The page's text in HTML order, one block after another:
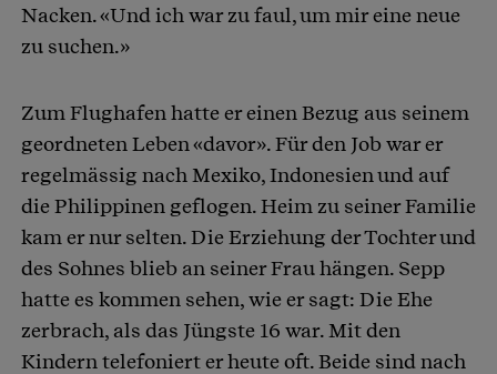
Nacken. «Und ich war zu faul, um mir eine neue
zu suchen.»
Zum Flughafen hatte er einen Bezug aus seinem
geordneten Leben «davor». Für den Job war er
regelmässig nach Mexiko, Indonesien und auf
die Philippinen geflogen. Heim zu seiner Familie
kam er nur selten. Die Erziehung der Tochter und
des Sohnes blieb an seiner Frau hängen. Sepp
hatte es kommen sehen, wie er sagt: Die Ehe
zerbrach, als das Jüngste 16 war. Mit den
Kindern telefoniert er heute oft. Beide sind nach